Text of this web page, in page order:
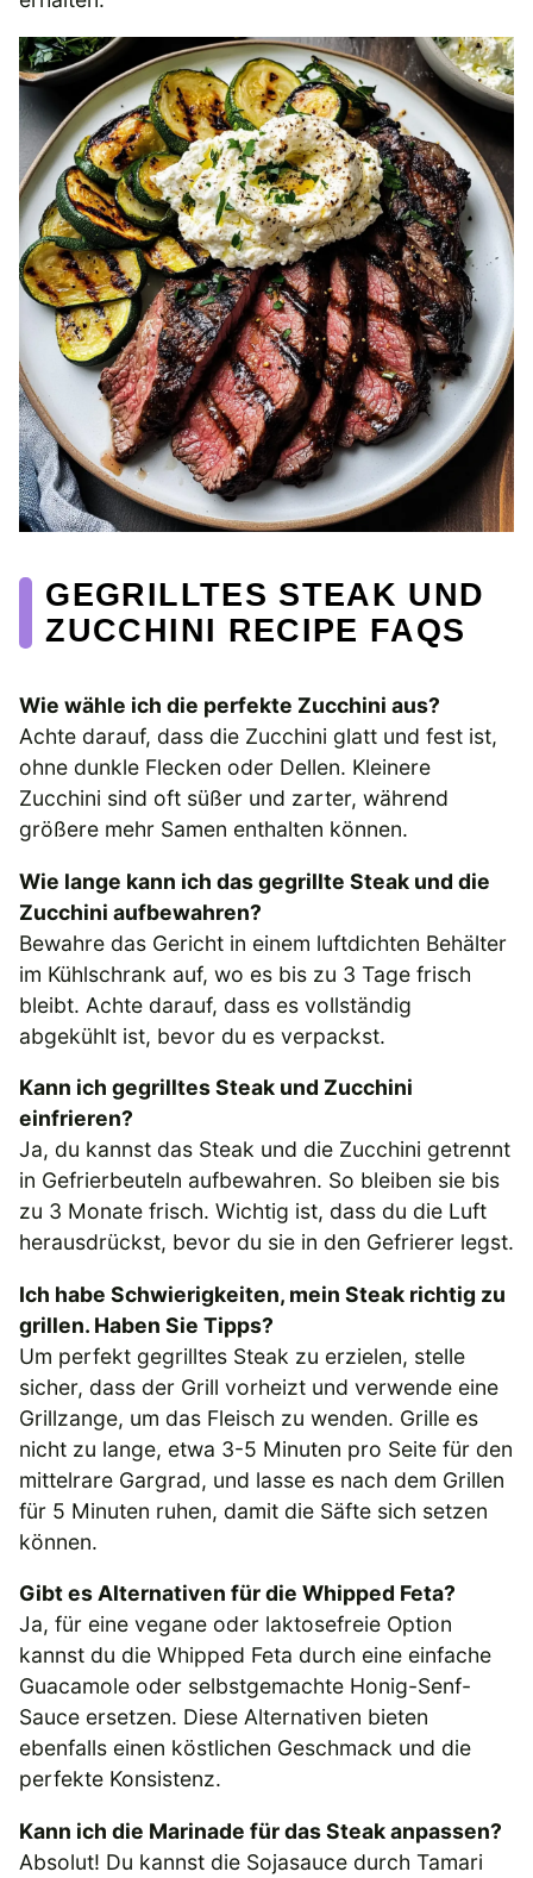
GEGRILLTES STEAK UND
ZUCCHINI RECIPE FAQS
Wie wähle ich die perfekte Zucchini aus?
Achte darauf, dass die Zucchini glatt und fest ist,
ohne dunkle Flecken oder Dellen. Kleinere
Zucchini sind oft süßer und zarter, während
größere mehr Samen enthalten können.
Wie lange kann ich das gegrillte Steak und die
Zucchini aufbewahren?
Bewahre das Gericht in einem luftdichten Behälter
im Kühlschrank auf, wo es bis zu 3 Tage frisch
bleibt. Achte darauf, dass es vollständig
abgekühlt ist, bevor du es verpackst.
Kann ich gegrilltes Steak und Zucchini
einfrieren?
Ja, du kannst das Steak und die Zucchini getrennt
in Gefrierbeuteln aufbewahren. So bleiben sie bis
zu 3 Monate frisch. Wichtig ist, dass du die Luft
herausdrückst, bevor du sie in den Gefrierer legst.
Ich habe Schwierigkeiten, mein Steak richtig zu
grillen. Haben Sie Tipps?
Um perfekt gegrilltes Steak zu erzielen, stelle
sicher, dass der Grill vorheizt und verwende eine
Grillzange, um das Fleisch zu wenden. Grille es
nicht zu lange, etwa 3-5 Minuten pro Seite für den
mittelrare Gargrad, und lasse es nach dem Grillen
für 5 Minuten ruhen, damit die Säfte sich setzen
können.
Gibt es Alternativen für die Whipped Feta?
Ja, für eine vegane oder laktosefreie Option
kannst du die Whipped Feta durch eine einfache
Guacamole oder selbstgemachte Honig-Senf-
Sauce ersetzen. Diese Alternativen bieten
ebenfalls einen köstlichen Geschmack und die
perfekte Konsistenz.
Kann ich die Marinade für das Steak anpassen?
Absolut! Du kannst die Sojasauce durch Tamari